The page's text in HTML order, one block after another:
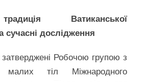
Ватиканської
сучасні дослідження
Робочою групою з
малих тіл Міжнародного